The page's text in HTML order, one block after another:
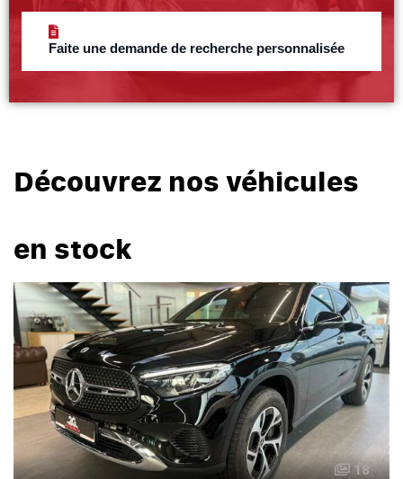
Faite une demande de recherche personnalisée
Découvrez nos véhicules
en stock
18